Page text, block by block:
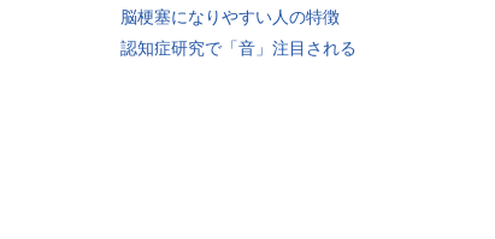
脳梗塞になりやすい人の特徴
認知症研究で「音」注目される